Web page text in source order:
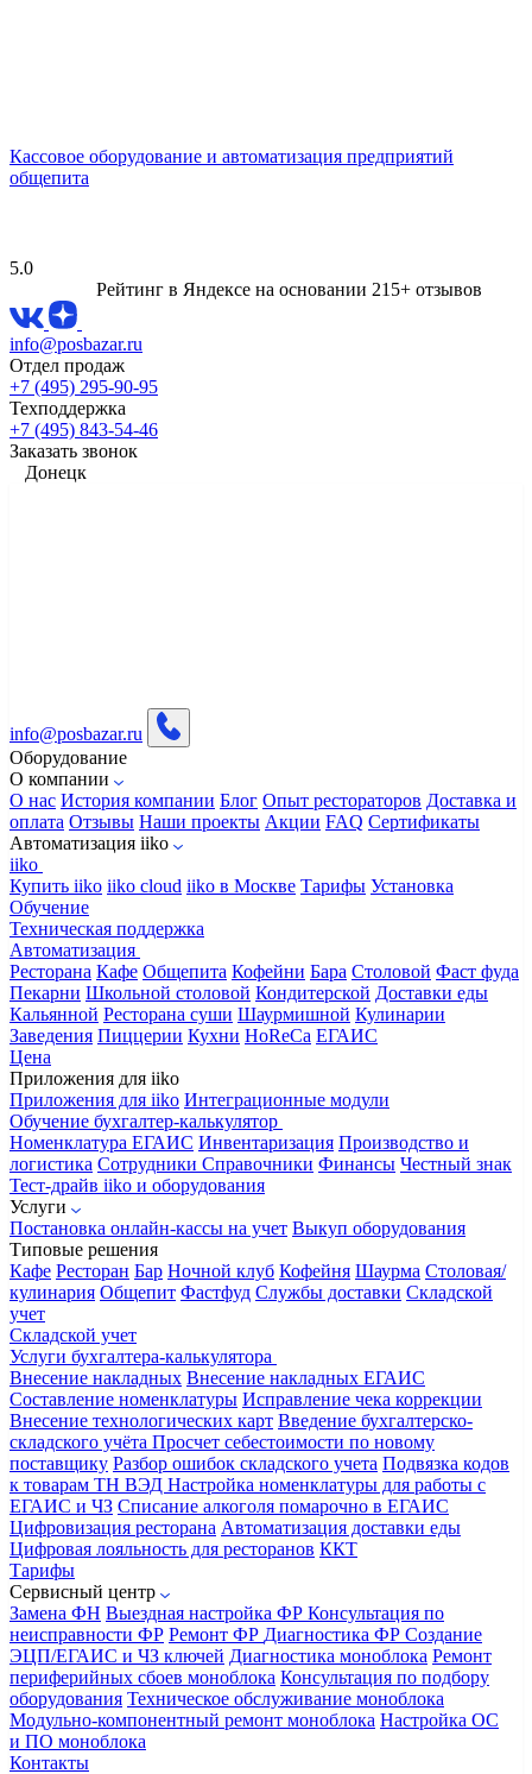
Кассовое оборудование и автоматизация предприятий
общепита
5.0
Рейтинг в Яндексе на основании 215+ отзывов
info@posbazar.ru
Отдел продаж
+7 (495) 295-90-95
Техподдержка
+7 (495) 843-54-46
Заказать звонок
Донецк
info@posbazar.ru
Оборудование
О компании
О нас История компании Блог Опыт рестораторов Доставка и
оплата Отзывы Наши проекты Акции FAQ Сертификаты
Автоматизация iiko
iiko
Купить iiko iiko cloud iiko в Москве Тарифы Установка
Обучение
Техническая поддержка
Автоматизация
Ресторана Кафе Общепита Кофейни Бара Столовой Фаст фуда
Пекарни Школьной столовой Кондитерской Доставки еды
Кальянной Ресторана суши Шаурмишной Кулинарии
Заведения Пиццерии Кухни HoReCa ЕГАИС
Цена
Приложения для iiko
Приложения для iiko Интеграционные модули
Обучение бухгалтер-калькулятор
Номенклатура ЕГАИС Инвентаризация Производство и
логистика Сотрудники Справочники Финансы Честный знак
Тест-драйв iiko и оборудования
Услуги
Постановка онлайн-кассы на учет Выкуп оборудования
Типовые решения
Кафе Ресторан Бар Ночной клуб Кофейня Шаурма Столовая/
кулинария Общепит Фастфуд Службы доставки Складской
учет
Складской учет
Услуги бухгалтера-калькулятора
Внесение накладных Внесение накладных ЕГАИС
Составление номенклатуры Исправление чека коррекции
Внесение технологических карт Введение бухгалтерско-
складского учёта Просчет себестоимости по новому
поставщику Разбор ошибок складского учета Подвязка кодов
к товарам ТН ВЭД Настройка номенклатуры для работы с
ЕГАИС и ЧЗ Списание алкоголя помарочно в ЕГАИС
Цифровизация ресторана Автоматизация доставки еды
Цифровая лояльность для ресторанов ККТ
Тарифы
Сервисный центр
Замена ФН Выездная настройка ФР Консультация по
неисправности ФР Ремонт ФР Диагностика ФР Создание
ЭЦП/ЕГАИС и ЧЗ ключей Диагностика моноблока Ремонт
периферийных сбоев моноблока Консультация по подбору
оборудования Техническое обслуживание моноблока
Модульно-компонентный ремонт моноблока Настройка ОС
и ПО моноблока
Контакты